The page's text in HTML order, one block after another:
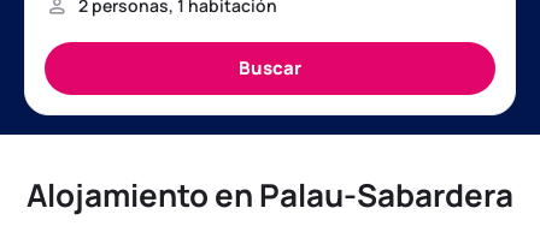
Alojamiento en Palau-Sabardera